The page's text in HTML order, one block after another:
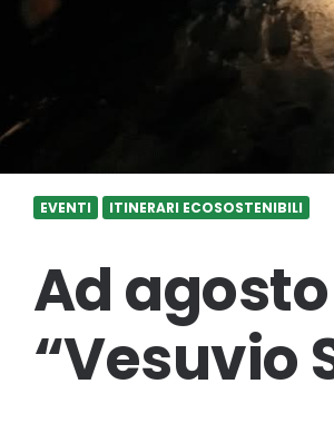
EVENTI ITINERARI ECOSOSTENIBILI
Ad
“Vesuvio